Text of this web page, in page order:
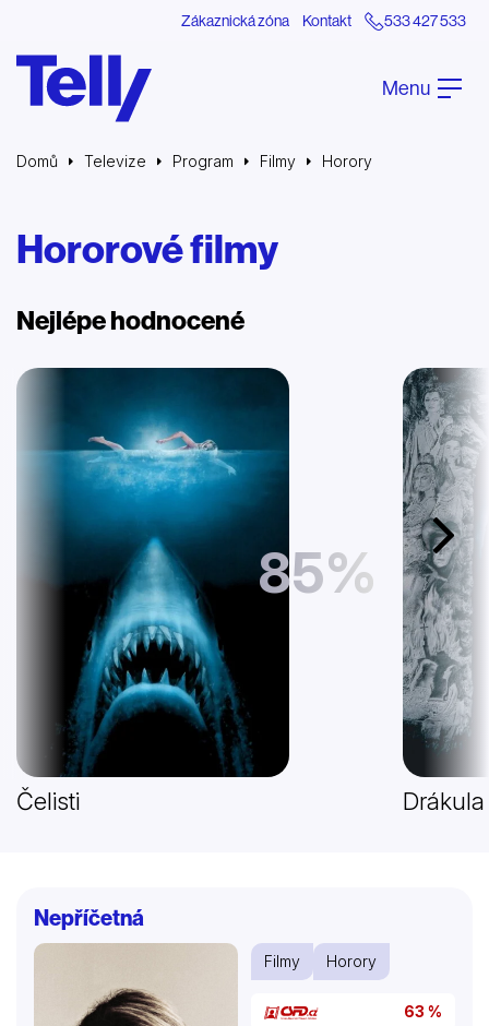
Zákaznická zóna Kontakt 533 427 533
Menu
Domů Televize Program Filmy Horory
Hororové filmy
Nejlépe hodnocené
Další
85%
Čelisti Drákula
Nepříčetná
Filmy Horory
63 %